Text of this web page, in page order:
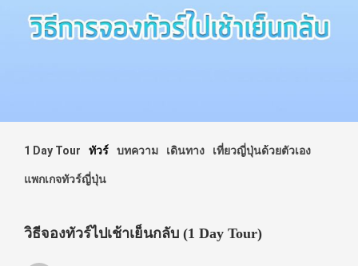
1 Day Tour ทัวร์ บทความ เดินทาง เที่ยวญี่ปุ่นด้วยตัวเอง
แพกเกจทัวร์ญี่ปุ่น
วิธีจองทัวร์ไปเช้าเย็นกลับ (1 Day Tour)